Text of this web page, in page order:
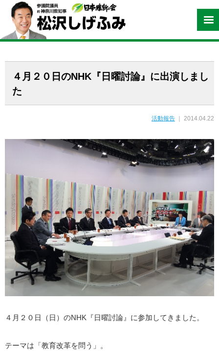
４月２０日のNHK『日曜討論』に出演しまし
た
活動報告 ｜ 2014.04.22
４月２０日（日）のNHK『日曜討論』に参加してきました。
テーマは「教育改革を問う」。